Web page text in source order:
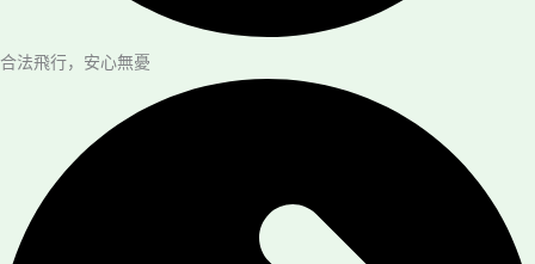
合法飛行，安心無憂